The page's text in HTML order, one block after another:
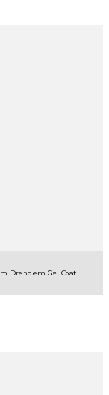
Dreno em Gel Coat